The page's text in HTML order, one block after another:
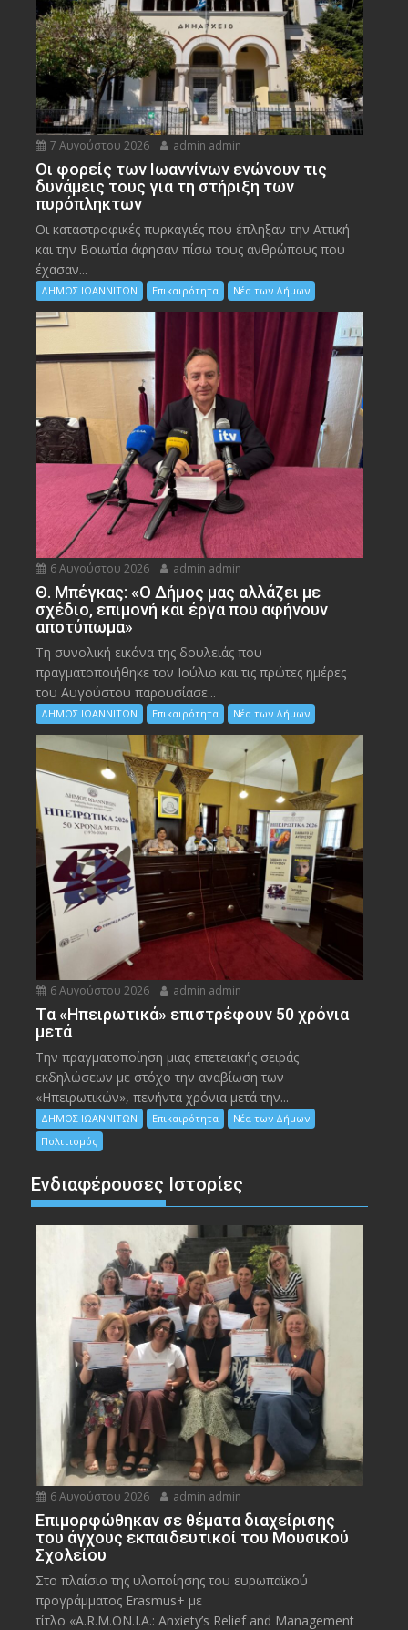
7 Αυγούστου 2026 admin admin
Οι φορείς των Ιωαννίνων ενώνουν τις
δυνάμεις τους για τη στήριξη των
πυρόπληκτων
Οι καταστροφικές πυρκαγιές που έπληξαν την Αττική
και την Bοιωτία άφησαν πίσω τους ανθρώπους που
έχασαν...
ΔΗΜΟΣ ΙΩΑΝΝΙΤΩΝ Επικαιρότητα Νέα των Δήμων
6 Αυγούστου 2026 admin admin
Θ. Μπέγκας: «Ο Δήμος μας αλλάζει με
σχέδιο, επιμονή και έργα που αφήνουν
αποτύπωμα»
Τη συνολική εικόνα της δουλειάς που
πραγματοποιήθηκε τον Ιούλιο και τις πρώτες ημέρες
του Αυγούστου παρουσίασε...
ΔΗΜΟΣ ΙΩΑΝΝΙΤΩΝ Επικαιρότητα Νέα των Δήμων
6 Αυγούστου 2026 admin admin
Tα «Ηπειρωτικά» επιστρέφουν 50 χρόνια
μετά
Την πραγματοποίηση μιας επετειακής σειράς
εκδηλώσεων με στόχο την αναβίωση των
«Ηπειρωτικών», πενήντα χρόνια μετά την...
ΔΗΜΟΣ ΙΩΑΝΝΙΤΩΝ Επικαιρότητα
Νέα των Δήμων
Πολιτισμός
Ενδιαφέρουσες Ιστορίες
6 Αυγούστου 2026 admin admin
Eπιμορφώθηκαν σε θέματα διαχείρισης
του άγχους εκπαιδευτικοί του Μουσικού
Σχολείου
Στο πλαίσιο της υλοποίησης του ευρωπαϊκού
προγράμματος Erasmus+ με
τίτλο «A.R.M.ON.I.A.: Anxiety’s Relief and Management